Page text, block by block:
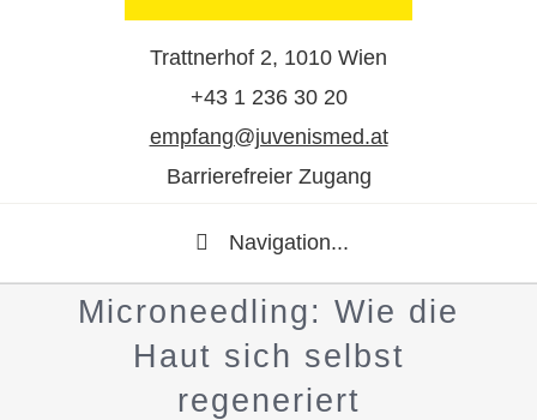
Trattnerhof 2, 1010 Wien
+43 1 236 30 20
empfang@juvenismed.at
Barrierefreier Zugang
Navigation...
Microneedling: Wie die
Haut sich selbst
regeneriert